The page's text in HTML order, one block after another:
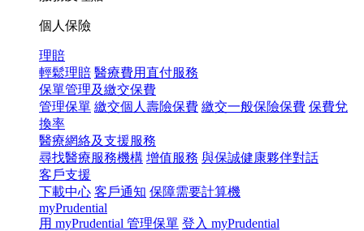
個人保險
理賠
輕鬆理賠 醫療費用直付服務
保單管理及繳交保費
管理保單 繳交個人壽險保費 繳交一般保險保費 保費兌
換率
醫療網絡及支援服務
尋找醫療服務機構 增值服務 與保誠健康夥伴對話
客戶支援
下載中心 客戶通知 保障需要計算機
myPrudential
用 myPrudential 管理保單 登入 myPrudential